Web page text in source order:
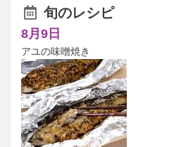
旬のレシピ
8月9日
アユの味噌焼き